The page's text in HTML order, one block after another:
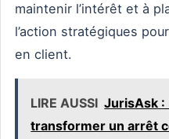
maintenir l’intérêt et à
l’action stratégiques
en client.
LIRE AUSSI JurisAsk :
transformer un arrêt